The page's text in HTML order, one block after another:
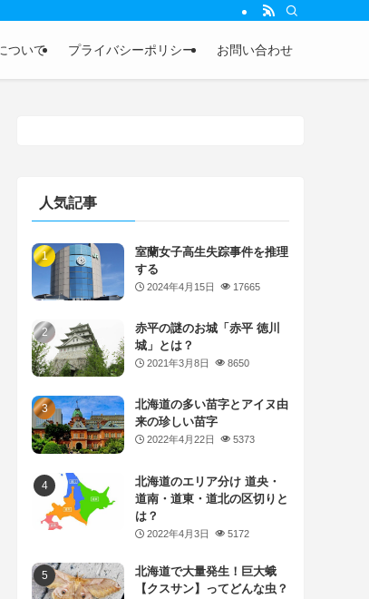
ついて プライバシーポリシー お問い合わせ
人気記事
室蘭女子高生失踪事件を推理
する
2024年4月15日 17665
赤平の謎のお城「赤平 徳川
城」とは？
2021年3月8日 8650
北海道の多い苗字とアイヌ由
来の珍しい苗字
2022年4月22日 5373
北海道のエリア分け 道央・
道南・道東・道北の区切りと
は？
2022年4月3日 5172
北海道で大量発生！巨大蛾
【クスサン】ってどんな虫？